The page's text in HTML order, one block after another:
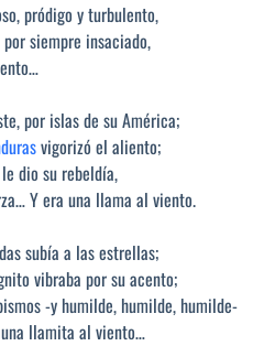
pródigo y turbulento,
siempre insaciado,
por islas de su América;
vigorizó el aliento;
dio su rebeldía,
Y era una llama al viento.
subía a las estrellas;
vibraba por su acento;
-y humilde, humilde, humilde-
llamita al viento…